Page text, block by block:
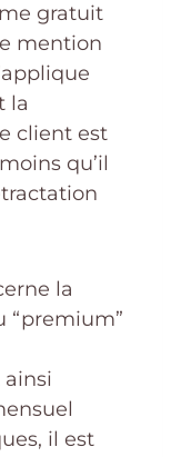
gratuit
mention
la
client est
qu’il
la
“premium”
il est